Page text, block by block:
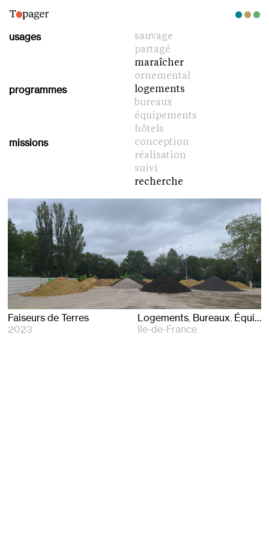
usages
sauvage
partagé
maraîcher
ornemental
programmes
logements
bureaux
équipements
hôtels
missions
conception
réalisation
suivi
recherche
Faiseurs de Terres
2023
Logements Bureaux Équipements
Ile-de-France